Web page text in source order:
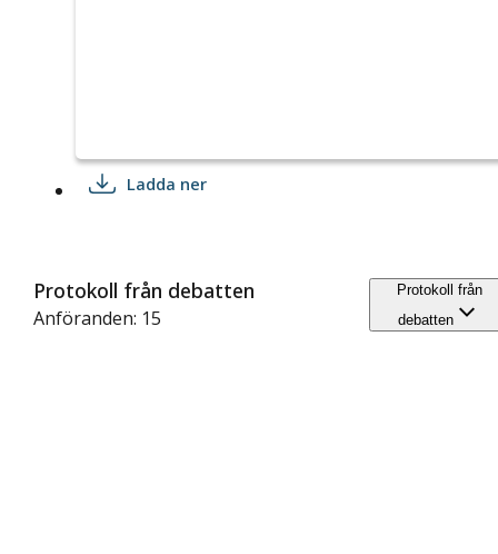
Ladda ner
Protokoll från debatten
Anföranden: 15
Protokoll från
debatten